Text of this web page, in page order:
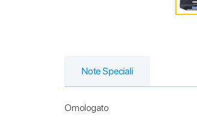
Note Speciali
Omologato